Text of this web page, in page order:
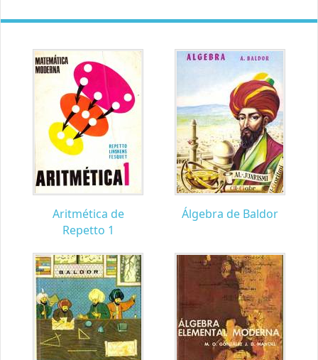
Aritmética de
Repetto 1
Álgebra de Baldor